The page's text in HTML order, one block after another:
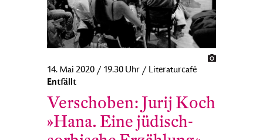
14. Mai 2020 / 19.30 Uhr / Literaturcafé
Entfällt
Verschoben: Jurij Koch
»Hana. Eine jüdisch-